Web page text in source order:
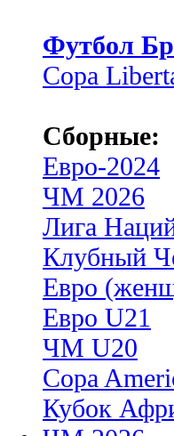
Футбол
Copa
Сборные:
Евро-2024
ЧМ 2026
Лига
Клубный
Евро
Евро U21
ЧМ U20
Copa
Кубок